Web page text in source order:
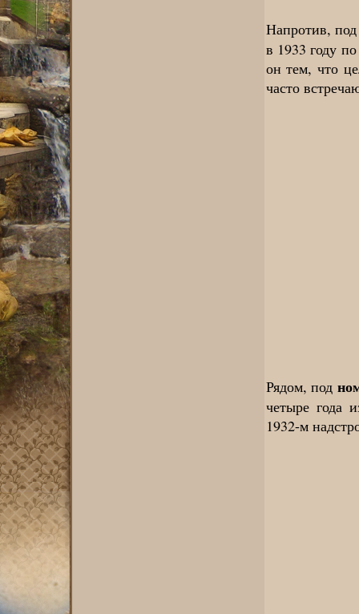
Напротив, под
в 1933 году
он тем, что
часто
Рядом, под
четыре года
1932-м